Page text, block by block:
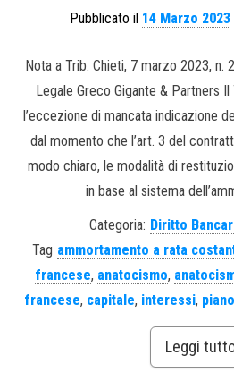
Pubblicato il 14 Marzo 2023
Nota a Trib. Chieti, 7 marzo 2023, n.
Legale Greco Gigante & Partners
l’eccezione di mancata indicazione
dal momento che l’art. 3 del
modo chiaro, le modalità di
in base al sistema
Categoria: Diritto
Tag ammortamento a rata
francese, anatocismo,
francese, capitale, interessi,
Leggi